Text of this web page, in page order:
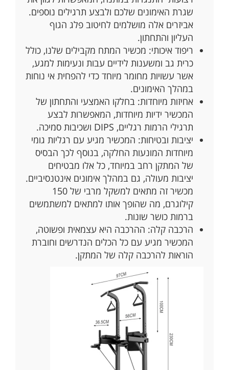
שגרת האימונים שלכם ולבצע תרגילים נוספים.
אביזרים אלה מושלמים לחיטוב פלג הגוף
העליון והתחתון.
ריפוד איכותי: מכשיר המתח מקבילים שלנו, כולל
כרית גב ומשענות לידיים עבות ונעימות למגע,
אשר עשויות מחומר מיוחד כדי להפחית אי נוחות
במהלך האימונים.
אחיזות מיוחדות: בחלקו האמצעי והתחתון של
המכשיר ידיות מיוחדות, המאפשרות לבצע
תרגילי הרמות רגליים, DIPS ושכיבות סמיכה.
יציבות ובטיחות: המכשיר מגיע עם רגליות גומי
מיוחדות המונעות החלקה, בנוסף לכך הבסיס
של המתקן רחב במיוחד, כל אלו מבטיחים
יציבות מעולה, גם במהלך אימונים אינטנסיביים.
מכשיר זה מתאים למשקל מרבי של 150
קילוגרם, מה שהופך אותו למתאים למשתמשים
ברמות כושר שונות.
הרכבה קלה: ההרכבה היא עצמאית ופשוטה,
המכשיר מגיע עם כל הכלים הנדרשים וחוברת
הוראות להרכבה קלה של המתקן.